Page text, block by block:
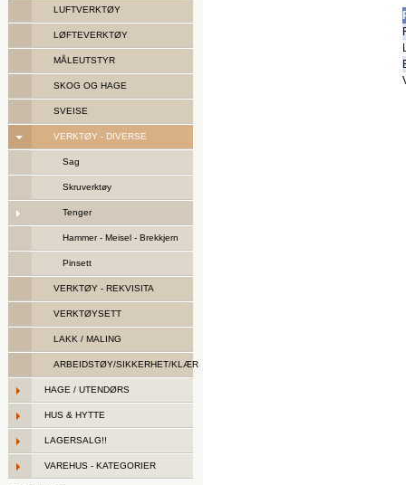
LUFTVERKTØY
LØFTEVERKTØY
MÅLEUTSTYR
SKOG OG HAGE
SVEISE
VERKTØY - DIVERSE
Sag
Skruverktøy
Tenger
Hammer - Meisel - Brekkjern
Pinsett
VERKTØY - REKVISITA
VERKTØYSETT
LAKK / MALING
ARBEIDSTØY/SIKKERHET/KLÆR
HAGE / UTENDØRS
HUS & HYTTE
LAGERSALG!!
VAREHUS - KATEGORIER